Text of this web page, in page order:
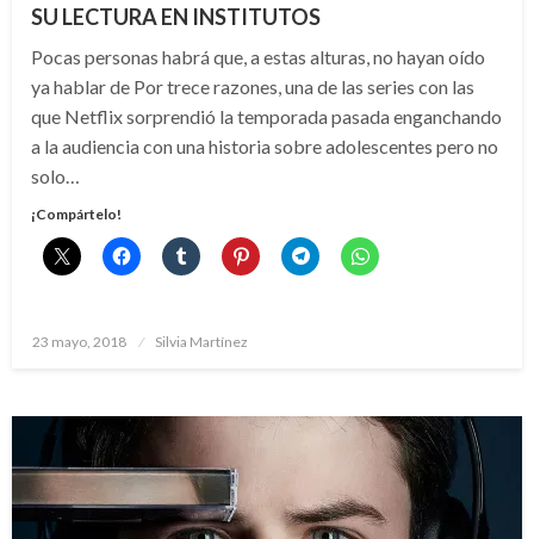
SU LECTURA EN INSTITUTOS
Pocas personas habrá que, a estas alturas, no hayan oído
ya hablar de Por trece razones, una de las series con las
que Netflix sorprendió la temporada pasada enganchando
a la audiencia con una historia sobre adolescentes pero no
solo…
¡Compártelo!
Publicado
23 mayo, 2018 Silvia Martínez